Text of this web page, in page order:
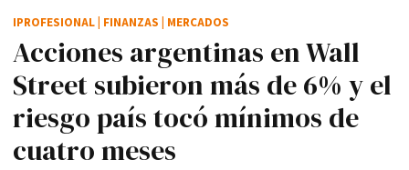
Acciones argentinas en Wall
Street subieron más de 6% y el
riesgo país tocó mínimos de
cuatro meses
IPROFESIONAL FINANZAS MERCADOS